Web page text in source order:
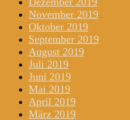
November 2019
Oktober 2019
September 2019
August 2019
Juli 2019
Juni 2019
Mai 2019
April 2019
März 2019